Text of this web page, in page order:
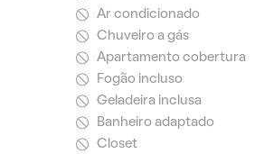
Ar condicionado
Chuveiro a gás
Apartamento cobertura
Fogão incluso
Geladeira inclusa
Banheiro adaptado
Closet